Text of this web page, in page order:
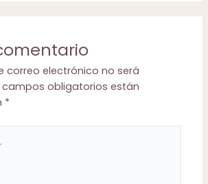
correo electrónico no será
campos obligatorios están
*